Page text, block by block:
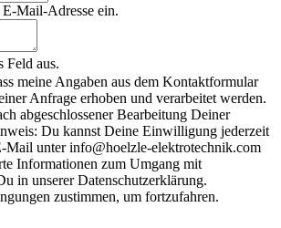
Mail-Adresse ein.
Feld aus.
meine Angaben aus dem Kontaktformular
Anfrage erhoben und verarbeitet werden.
abgeschlossener Bearbeitung Deiner
Du kannst Deine Einwilligung jederzeit
unter info@hoelzle-elektrotechnik.com
Informationen zum Umgang mit
in unserer Datenschutzerklärung.
zustimmen, um fortzufahren.